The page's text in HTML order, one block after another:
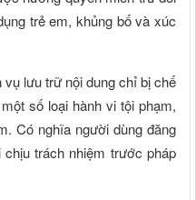
trẻ em, khủng bố và xúc
lưu trữ nội dung chỉ bị chế
số loại hành vi tội phạm,
Có nghĩa người dùng đăng
trách nhiệm trước pháp